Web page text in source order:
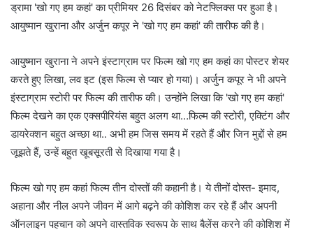
ड्रामा 'खो गए हम कहां' का प्रीमियर 26 दिसंबर को नेटफ्लिक्स पर हुआ है।
आयुष्मान खुराना और अर्जुन कपूर ने 'खो गए हम कहां' की तारीफ की है।
आयुष्मान खुराना ने अपने इंस्टाग्राम पर फिल्म खो गए हम कहां का पोस्टर शेयर
करते हुए लिखा, लव इट (इस फिल्म से प्यार हो गया)। अर्जुन कपूर ने भी अपने
इंस्टाग्राम स्टोरी पर फिल्म की तारीफ की। उन्होंने लिखा कि 'खो गए हम कहां'
फिल्म देखने का एक एक्सपीरियंस बहुत अलग था…फिल्म की स्टोरी, एक्टिंग और
डायरेक्शन बहुत अच्छा था.. अभी हम जिस समय में रहते हैं और जिन मुद्दों से हम
जूझते हैं, उन्हें बहुत खूबसूरती से दिखाया गया है।
फिल्म खो गए हम कहां फिल्म तीन दोस्तों की कहानी है। ये तीनों दोस्त- इमाद,
अहाना और नील अपने जीवन में आगे बढ़ने की कोशिश कर रहे हैं और अपनी
ऑनलाइन पहचान को अपने वास्तविक स्वरूप के साथ बैलेंस करने की कोशिश में